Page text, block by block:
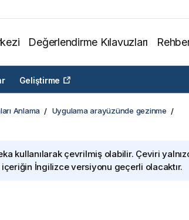
Değerlendirme Kılavuzları
Geliştirme
Anlama
Uygulama arayüzünde gezinme
kullanılarak çevrilmiş olabilir. Çeviri
İngilizce versiyonu geçerli olacaktır.